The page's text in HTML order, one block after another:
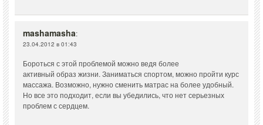
mashamasha:
23.04.2012 в 01:43
Бороться с этой проблемой можно ведя более
активный образ жизни. Заниматься спортом, можно пройти курс
массажа. Возможно, нужно сменить матрас на более удобный.
Но все это подходит, если вы убедились, что нет серьезных
проблем с сердцем.